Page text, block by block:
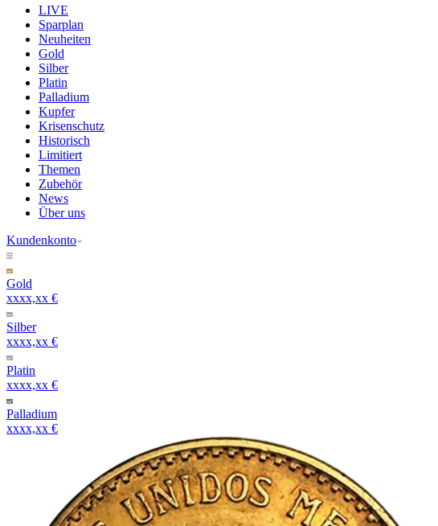
LIVE
Sparplan
Neuheiten
Gold
Silber
Platin
Palladium
Kupfer
Krisenschutz
Historisch
Limitiert
Themen
Zubehör
News
Über uns
Kundenkonto
Gold
xxxx,xx €
Silber
xxxx,xx €
Platin
xxxx,xx €
Palladium
xxxx,xx €